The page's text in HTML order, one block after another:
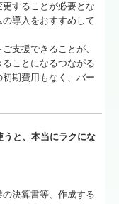
することが必要とな
導入をおすすめして
支援できることが、
ことになるつながる
期費用もなく、バー
と、本当にラクにな
決算書等、作成する